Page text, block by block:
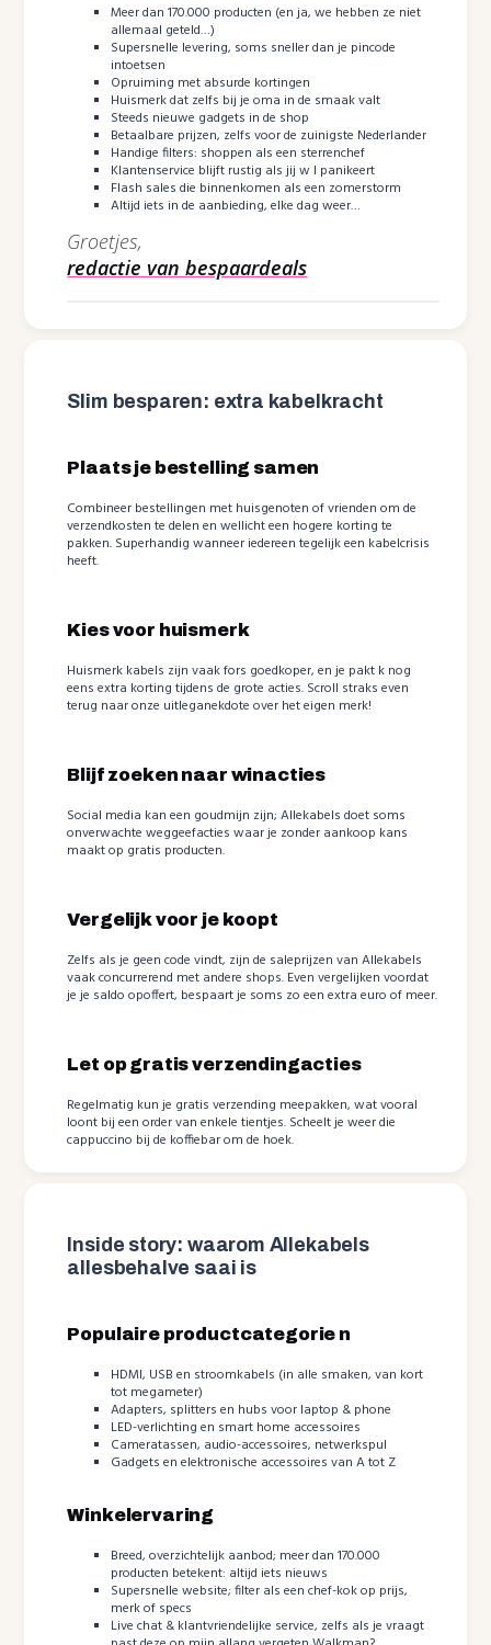
Meer dan 170.000 producten (en ja, we hebben ze niet
allemaal geteld…)
Supersnelle levering, soms sneller dan je pincode
intoetsen
Opruiming met absurde kortingen
Huismerk dat zelfs bij je oma in de smaak valt
Steeds nieuwe gadgets in de shop
Betaalbare prijzen, zelfs voor de zuinigste Nederlander
Handige filters: shoppen als een sterrenchef
Klantenservice blijft rustig als jij w l panikeert
Flash sales die binnenkomen als een zomerstorm
Altijd iets in de aanbieding, elke dag weer…
Groetjes,
redactie van bespaardeals
Slim besparen: extra kabelkracht
Plaats je bestelling samen
Combineer bestellingen met huisgenoten of vrienden om de
verzendkosten te delen en wellicht een hogere korting te
pakken. Superhandig wanneer iedereen tegelijk een kabelcrisis
heeft.
Kies voor huismerk
Huismerk kabels zijn vaak fors goedkoper, en je pakt k nog
eens extra korting tijdens de grote acties. Scroll straks even
terug naar onze uitleganekdote over het eigen merk!
Blijf zoeken naar winacties
Social media kan een goudmijn zijn; Allekabels doet soms
onverwachte weggeefacties waar je zonder aankoop kans
maakt op gratis producten.
Vergelijk voor je koopt
Zelfs als je geen code vindt, zijn de saleprijzen van Allekabels
vaak concurrerend met andere shops. Even vergelijken voordat
je je saldo opoffert, bespaart je soms zo een extra euro of meer.
Let op gratis verzendingacties
Regelmatig kun je gratis verzending meepakken, wat vooral
loont bij een order van enkele tientjes. Scheelt je weer die
cappuccino bij de koffiebar om de hoek.
Inside story: waarom Allekabels
allesbehalve saai is
Populaire productcategorie n
HDMI, USB en stroomkabels (in alle smaken, van kort
tot megameter)
Adapters, splitters en hubs voor laptop & phone
LED-verlichting en smart home accessoires
Cameratassen, audio-accessoires, netwerkspul
Gadgets en elektronische accessoires van A tot Z
Winkelervaring
Breed, overzichtelijk aanbod; meer dan 170.000
producten betekent: altijd iets nieuws
Supersnelle website; filter als een chef-kok op prijs,
merk of specs
Live chat & klantvriendelijke service, zelfs als je vraagt